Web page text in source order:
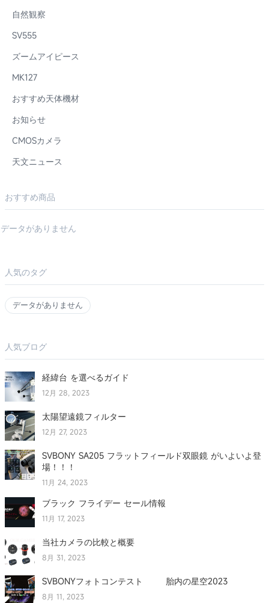
自然観察
SV555
ズームアイピース
MK127
おすすめ天体機材
お知らせ
CMOSカメラ
天文ニュース
おすすめ商品
データがありません
人気のタグ
データがありません
人気ブログ
経緯台 を選べるガイド
12月 28, 2023
太陽望遠鏡フィルター
12月 27, 2023
SVBONY SA205 フラットフィールド双眼鏡 がいよいよ登
場！！！
11月 24, 2023
ブラック フライデー セール情報
11月 17, 2023
当社カメラの比較と概要
8月 31, 2023
SVBONYフォトコンテスト 胎内の星空2023
8月 11, 2023